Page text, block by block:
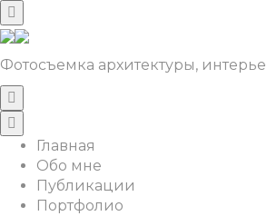
Фотосъемка архитектуры,
Главная
Обо мне
Публикации
Портфолио